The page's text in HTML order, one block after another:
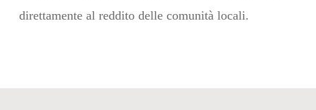
direttamente al reddito delle comunità locali.